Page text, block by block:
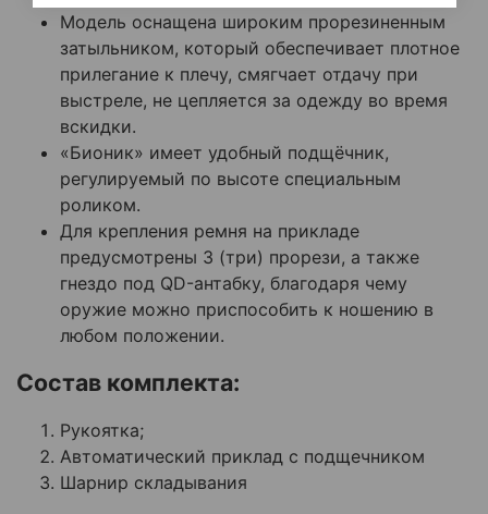
Модель оснащена широким прорезиненным
затыльником, который обеспечивает плотное
прилегание к плечу, смягчает отдачу при
выстреле, не цепляется за одежду во время
вскидки.
«Бионик» имеет удобный подщёчник,
регулируемый по высоте специальным
роликом.
Для крепления ремня на прикладе
предусмотрены 3 (три) прорези, а также
гнездо под QD-антабку, благодаря чему
оружие можно приспособить к ношению в
любом положении.
Состав комплекта:
Рукоятка;
Автоматический приклад с подщечником
Шарнир складывания